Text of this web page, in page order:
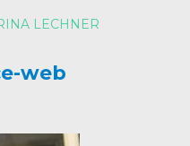
LECHNER
web